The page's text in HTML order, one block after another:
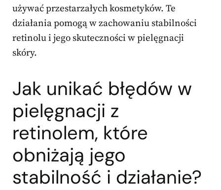
używać przestarzałych kosmetyków. Te
działania pomogą w zachowaniu stabilności
retinolu i jego skuteczności w pielęgnacji
skóry.
Jak unikać błędów w
pielęgnacji z
retinolem, które
obniżają jego
stabilność i działanie?